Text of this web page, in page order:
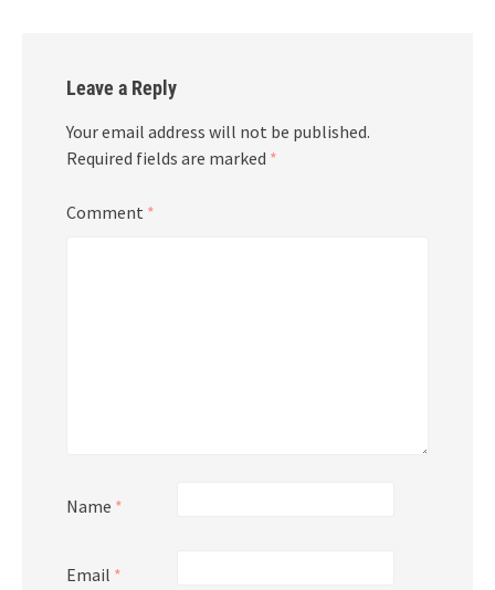
Leave a Reply
Your email address will not be published.
Required fields are marked *
Comment *
Name *
Email *